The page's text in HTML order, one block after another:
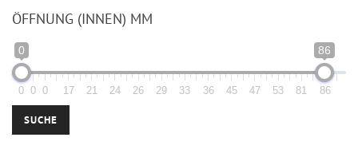
ÖFFNUNG (INNEN) MM
0 86
0 0 0 17 21 24 26 29 33 36 45 47 53 81 86
SUCHE